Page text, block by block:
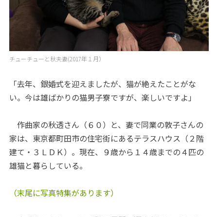
チューチューと秋夫妻(2017年１月）
「去年、銀婚式を迎えましたが、猫が絶えたことがな
い。今は雄ばかりの猫男子寮ですが、楽しいですよ」
作曲家の秋透さん（６０）と、妻で同業の敦子さんの
家は、東京都町田市の住宅街にあるテラスハウス（２階
建て・３ＬＤＫ）。現在、９歳から１４歳までの４匹の
雄猫と暮らしている。
（末尾に写真特集があります）